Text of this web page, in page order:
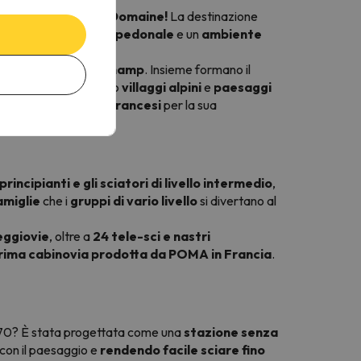
Le Grand Domaine! La destinazione
villaggio 100% pedonale e un ambiente
François-Longchamp. Insieme formano il
, combinando villaggi alpinie paesaggi
delle Alpi francesiper la sua
e gli sciatori di livello intermedio,
che i gruppi di vario livellosi divertano al
, oltre a 24 tele-sci e nastri
cabinovia prodotta da POMA in Francia.
È stata progettata come unastazione senza
il paesaggio e rendendo facile sciare fino